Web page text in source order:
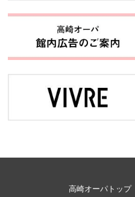
高崎オーパトップ